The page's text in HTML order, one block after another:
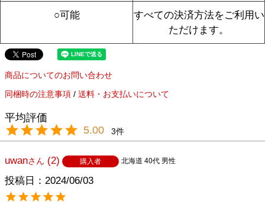
○可能
すべての決済方法をご利用い
ただけます。
商品についてのお問い合わせ
同梱時の注意事項 / 送料・お支払いについて
5.00 3
uwan 2 購入者 北海道 40代 男性
投稿日 2024/06/03